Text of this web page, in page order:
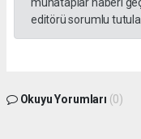
editörü sorumlu
Okuyu Yorumları (0)